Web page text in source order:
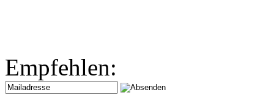
Empfehlen: